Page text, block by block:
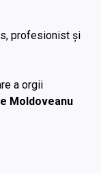
profesionist și
a orgii
Moldoveanu